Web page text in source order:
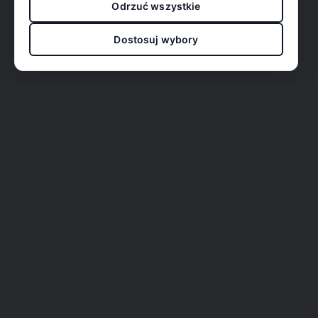
Odrzuć wszystkie
Dostosuj wybory